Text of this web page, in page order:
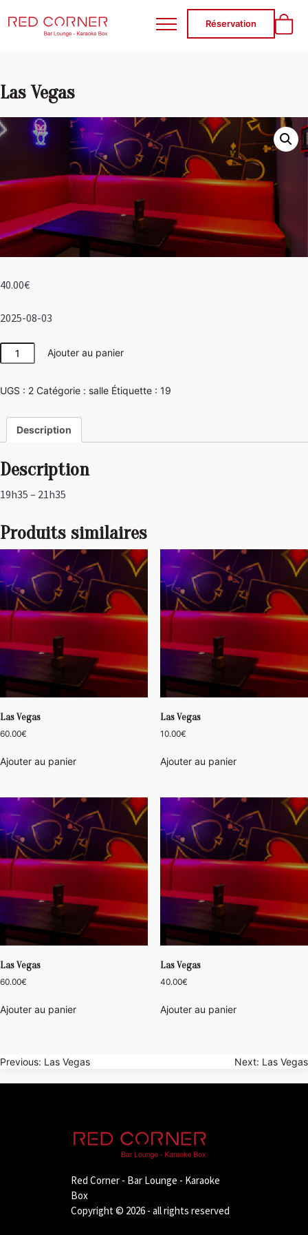
RED CORNER
Réservation
Las Vegas
40.00€
2025-08-03
quantité
de
Vegas
Ajouter au panier
UGS : 2 Catégorie : salle Étiquette : 19
Description
Description
19h35 – 21h35
Produits similaires
Las Vegas
60.00€
Ajouter au panier
Las Vegas
10.00€
Ajouter au panier
Las Vegas
60.00€
Ajouter au panier
Las Vegas
40.00€
Ajouter au panier
Navigation
de
Previous: Las Vegas Next: Las Vegas
Red Corner - Bar Lounge - Karaoke
Box
Copyright © 2026 - all rights reserved